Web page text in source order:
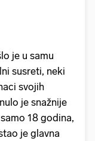
je u samu
susreti, neki
svojih
je snažnije
18 godina,
je glavna